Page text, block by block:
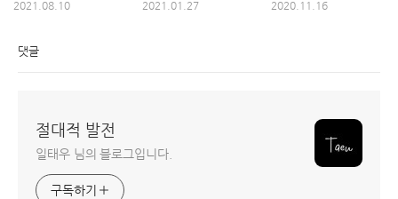
2021.08.10 2021.01.27 2020.11.16
댓글
절대적 발전
일태우 님의 블로그입니다.
구독하기